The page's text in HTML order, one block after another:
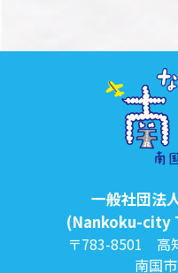
一般社団法
(Nankoku-city
〒783-8501 高
南国